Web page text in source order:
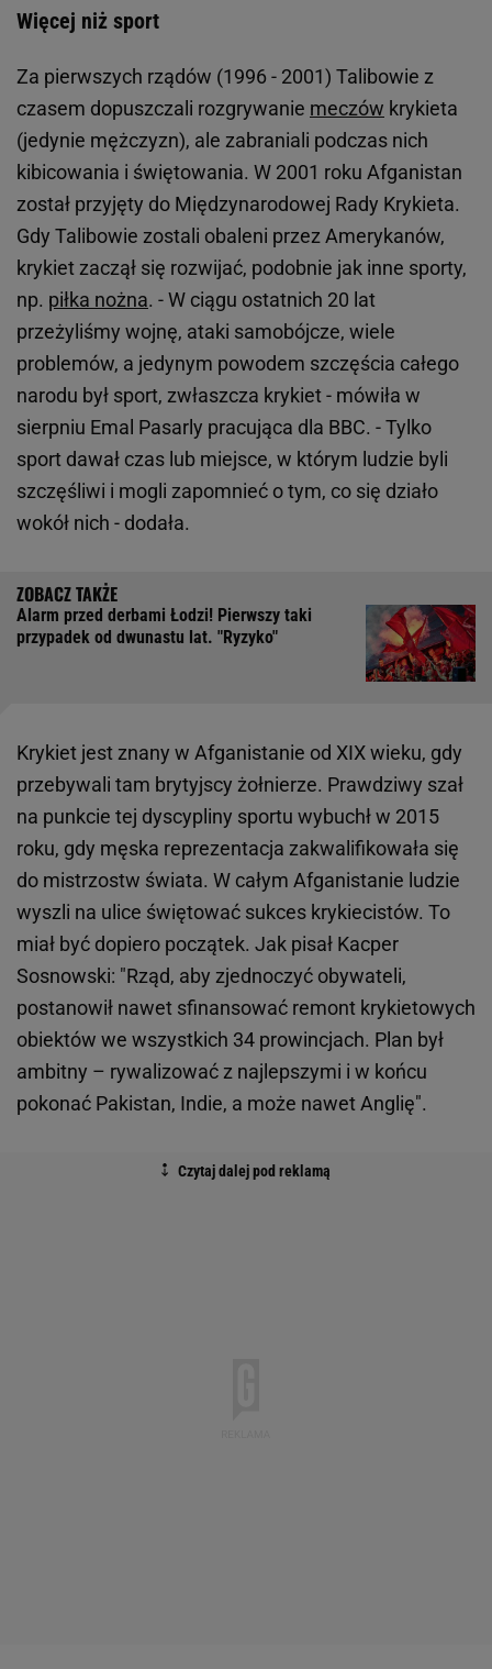
Więcej niż sport
Za pierwszych rządów (1996 - 2001) Talibowie z
czasem dopuszczali rozgrywanie meczów krykieta
(jedynie mężczyzn), ale zabraniali podczas nich
kibicowania i świętowania. W 2001 roku Afganistan
został przyjęty do Międzynarodowej Rady Krykieta.
Gdy Talibowie zostali obaleni przez Amerykanów,
krykiet zaczął się rozwijać, podobnie jak inne sporty,
np. piłka nożna. - W ciągu ostatnich 20 lat
przeżyliśmy wojnę, ataki samobójcze, wiele
problemów, a jedynym powodem szczęścia całego
narodu był sport, zwłaszcza krykiet - mówiła w
sierpniu Emal Pasarly pracująca dla BBC. - Tylko
sport dawał czas lub miejsce, w którym ludzie byli
szczęśliwi i mogli zapomnieć o tym, co się działo
wokół nich - dodała.
Alarm przed derbami Łodzi! Pierwszy taki
przypadek od dwunastu lat. "Ryzyko"
Krykiet jest znany w Afganistanie od XIX wieku, gdy
przebywali tam brytyjscy żołnierze. Prawdziwy szał
na punkcie tej dyscypliny sportu wybuchł w 2015
roku, gdy męska reprezentacja zakwalifikowała się
do mistrzostw świata. W całym Afganistanie ludzie
wyszli na ulice świętować sukces krykiecistów. To
miał być dopiero początek. Jak pisał Kacper
Sosnowski: "Rząd, aby zjednoczyć obywateli,
postanowił nawet sfinansować remont krykietowych
obiektów we wszystkich 34 prowincjach. Plan był
ambitny – rywalizować z najlepszymi i w końcu
pokonać Pakistan, Indie, a może nawet Anglię".